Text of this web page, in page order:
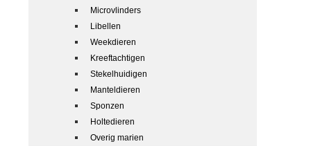
Microvlinders
Libellen
Weekdieren
Kreeftachtigen
Stekelhuidigen
Manteldieren
Sponzen
Holtedieren
Overig marien